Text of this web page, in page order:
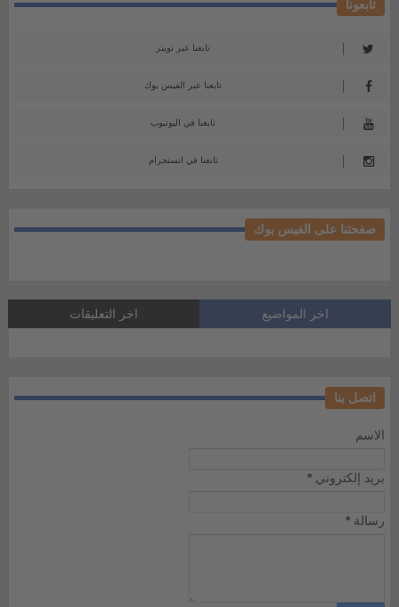
تابعونا
تابعنا عبر تويتر
تابعنا عبر الفيس بوك
تابعنا في اليوتيوب
تابعنا في انستجرام
صفحتنا على الفيس بوك
اخر المواضيع اخر التعليقات
اتصل بنا
الاسم
بريد إلكتروني *
رسالة *